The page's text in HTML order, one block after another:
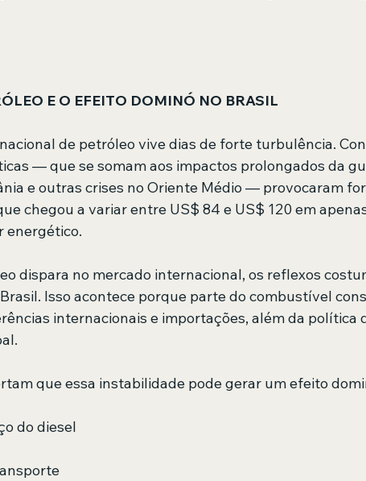
E O EFEITO DOMINÓ NO BRASIL
de petróleo vive dias de forte turbulência.
— que se somam aos impactos prolongados da
e outras crises no Oriente Médio — provocaram
chegou a variar entre US$ 84 e US$ 120 em
energético.
dispara no mercado internacional, os reflexos
Isso acontece porque parte do combustível
internacionais e importações, além da política
que essa instabilidade pode gerar um efeito
do diesel